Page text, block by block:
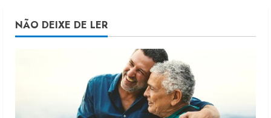
NÃO DEIXE DE LER